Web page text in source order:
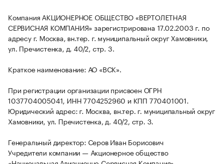
Компания АКЦИОНЕРНОЕ ОБЩЕСТВО «ВЕРТОЛЕТНАЯ
СЕРВИСНАЯ КОМПАНИЯ» зарегистрирована 17.02.2003 г. по
адресу г. Москва, вн.тер. г. муниципальный округ Хамовники,
ул. Пречистенка, д. 40/2, стр. 3.
Краткое наименование: АО «ВСК».
При регистрации организации присвоен ОГРН
1037704005041, ИНН 7704252960 и КПП 770401001.
Юридический адрес: г. Москва, вн.тер. г. муниципальный округ
Хамовники, ул. Пречистенка, д. 40/2, стр. 3.
Генеральный директор: Серов Иван Борисович
Учредители компании — Акционерное общество